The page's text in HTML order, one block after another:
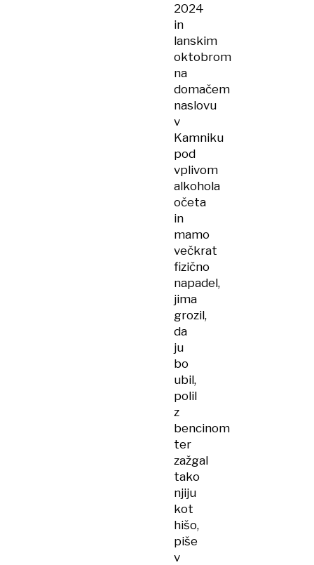
2024
in
lanskim
oktobrom
na
domačem
naslovu
v
Kamniku
pod
vplivom
alkohola
očeta
in
mamo
večkrat
fizično
napadel,
jima
grozil,
da
ju
bo
ubil,
polil
z
bencinom
ter
zažgal
tako
njiju
kot
hišo,
piše
v